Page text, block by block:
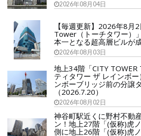
2026年08月04日
【毎週更新】2026年8月
Tower（トーチタワー）
本一となる超高層ビルが
2026年08月03日
地上34階「CITY TOWER
ティタワー ザ レインボ
ンボーブリッジ前の分譲
（2026.7.20）
2026年08月02日
神谷町駅近くに野村不動
ン！地上27階「(仮称)虎
側に地上26階「(仮称)虎